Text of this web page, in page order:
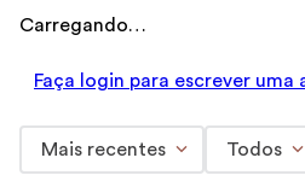
Carregando…
Faça login para escrever uma
Mais recentes Todos